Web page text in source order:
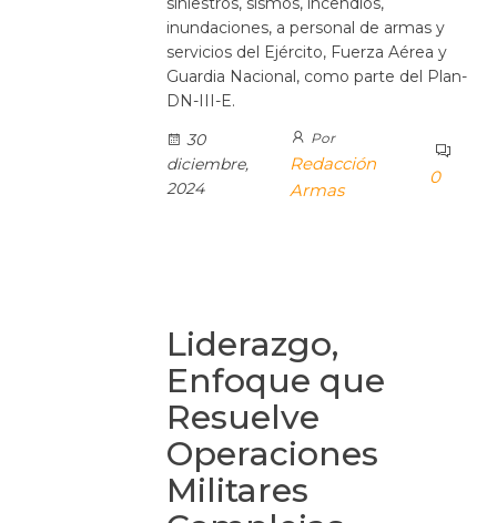
inundaciones, a personal de armas y
servicios del Ejército, Fuerza Aérea y
Guardia Nacional, como parte del Plan-
DN-III-E.
30
diciembre,
2024
Por
Redacción
Armas
0
Liderazgo,
Enfoque que
Resuelve
Operaciones
Militares